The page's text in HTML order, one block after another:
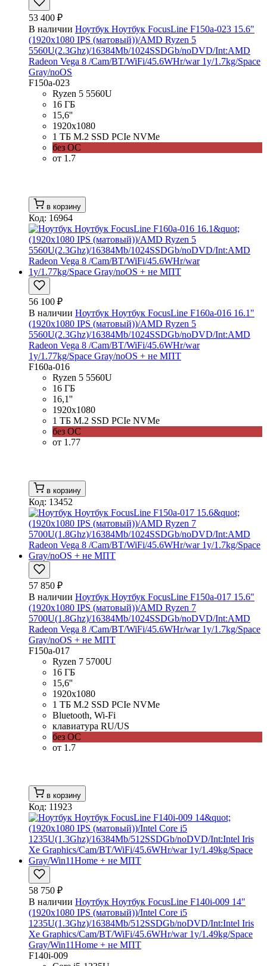
53 400 ₽
В наличии Ноутбук Ноутбук FocusLine F150a-023 15.6"
(1920x1080 IPS (матовый))/AMD Ryzen 5
5560U(2.3Ghz)/16384Mb/1024SSDGb/noDVD/Int:AMD
Radeon Vega 8 /Cam/BT/WiFi/45.6WHr/war 1y/1.7kg/Space
Gray/noOS
F150a-023
Ryzen 5 5560U
16 ГБ
15,6''
1920x1080
1 ТБ M.2 SSD PCIe NVMe
без ОС
от 1.7
в корзину
Код: 16964
56 100 ₽
В наличии Ноутбук Ноутбук FocusLine F160a-016 16.1"
(1920x1080 IPS (матовый))/AMD Ryzen 5
5560U(2.3Ghz)/16384Mb/1024SSDGb/noDVD/Int:AMD
Radeon Vega 8 /Cam/BT/WiFi/45.6WHr/war
1y/1.77kg/Space Gray/noOS + не МПТ
F160a-016
Ryzen 5 5560U
16 ГБ
16,1''
1920x1080
1 ТБ M.2 SSD PCIe NVMe
без ОС
от 1.77
в корзину
Код: 13452
57 850 ₽
В наличии Ноутбук Ноутбук FocusLine F150a-017 15.6"
(1920x1080 IPS (матовый))/AMD Ryzen 7
5700U(1.8Ghz)/16384Mb/1024SSDGb/noDVD/Int:AMD
Radeon Vega 8 /Cam/BT/WiFi/45.6WHr/war 1y/1.7kg/Space
Gray/noOS + не МПТ
F150a-017
Ryzen 7 5700U
16 ГБ
15,6''
1920x1080
1 ТБ M.2 SSD PCIe NVMe
Bluetooth, Wi-Fi
клавиатура RU/US
без ОС
от 1.7
в корзину
Код: 11923
58 750 ₽
В наличии Ноутбук Ноутбук FocusLine F140i-009 14"
(1920x1080 IPS (матовый))/Intel Core i5
1235U(1.3Ghz)/16384Mb/512SSDGb/noDVD/Int:Intel Iris
Xe Graphics/Cam/BT/WiFi/45.6WHr/war 1y/1.49kg/Space
Gray/Win11Home + не МПТ
F140i-009